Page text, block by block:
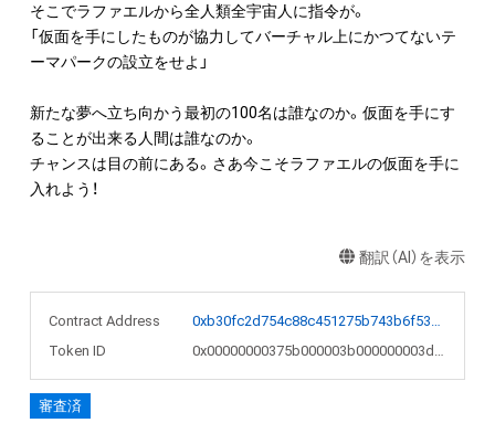
そこでラファエルから全人類全宇宙人に指令が。
「仮面を手にしたものが協力してバーチャル上にかつてないテ
ーマパークの設立をせよ」
新たな夢へ立ち向かう最初の100名は誰なのか。仮面を手にす
ることが出来る人間は誰なのか。
チャンスは目の前にある。さあ今こそラファエルの仮面を手に
入れよう！
翻訳（AI）を表示
Contract Address
Token ID
審査済